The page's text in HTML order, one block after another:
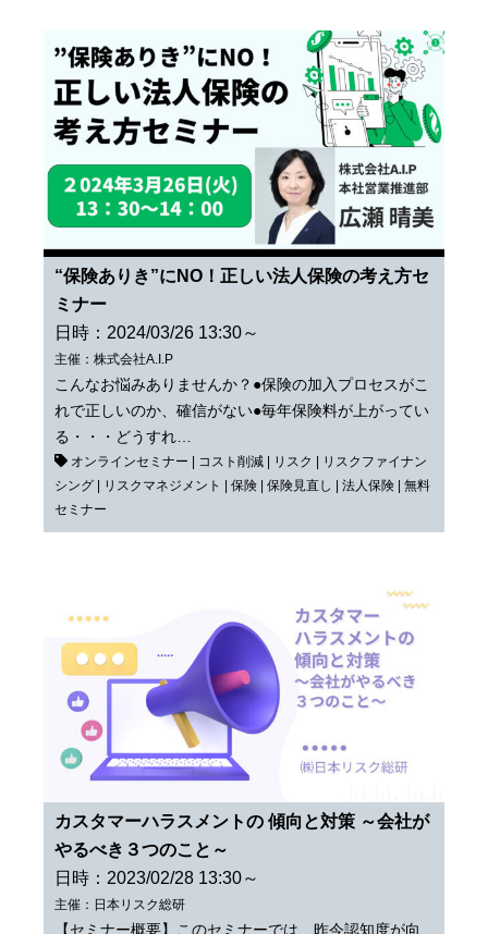
“保険ありき”にNO！正しい法人保険の考え方セ
ミナー
日時：2024/03/26 13:30～
主催：株式会社A.I.P
こんなお悩みありませんか？●保険の加入プロセスがこ
れで正しいのか、確信がない●毎年保険料が上がってい
る・・・どうすれ…
オンラインセミナー | コスト削減 | リスク | リスクファイナン
シング | リスクマネジメント | 保険 | 保険見直し | 法人保険 | 無料
セミナー
カスタマーハラスメントの 傾向と対策 ～会社が
やるべき３つのこと～
日時：2023/02/28 13:30～
主催：日本リスク総研
【セミナー概要】このセミナーでは、昨今認知度が向